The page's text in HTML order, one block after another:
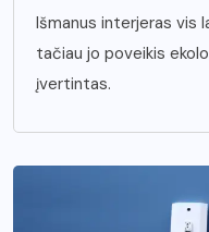
Išmanus interjeras vis
tačiau jo poveikis
įvertintas.